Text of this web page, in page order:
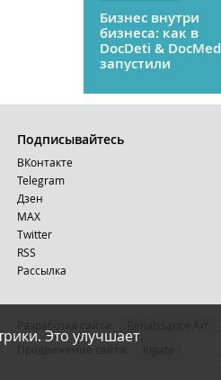
Бизнес внутри
бизнеса: как в
DocDeti & DocMed
запустили
как стартап
Это улучшает
Подписывайтесь
ВКонтакте
Telegram
Дзен
MAX
Тwitter
RSS
Рассылка
Продвижение сайта